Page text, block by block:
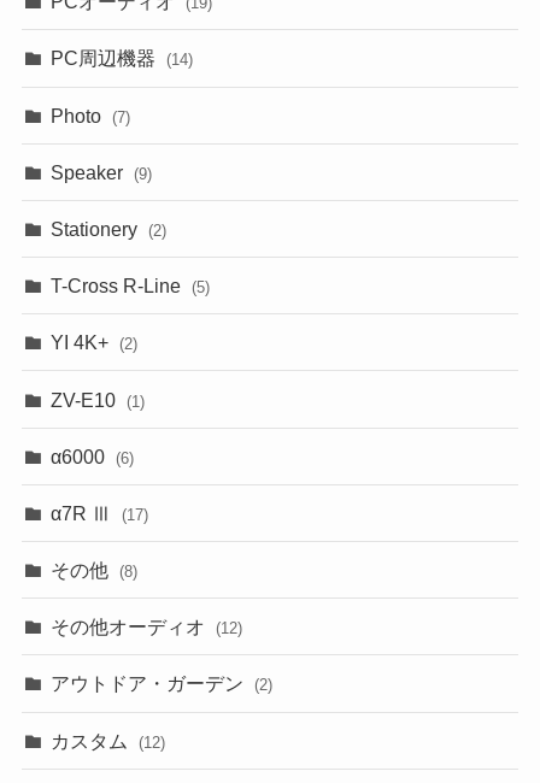
PC周辺機器 (14)
Photo (7)
Speaker (9)
Stationery (2)
T-Cross R-Line (5)
YI 4K+ (2)
ZV-E10 (1)
α6000 (6)
α7R Ⅲ (17)
その他 (8)
その他オーディオ (12)
アウトドア・ガーデン (2)
カスタム (12)